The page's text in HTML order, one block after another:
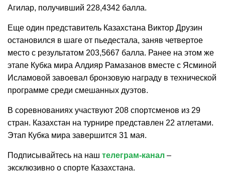
Агилар, получивший 228,4342 балла.
Еще один представитель Казахстана Виктор Друзин
остановился в шаге от пьедестала, заняв четвертое
место с результатом 203,5667 балла. Ранее на этом же
этапе Кубка мира Алдияр Рамазанов вместе с Ясминой
Исламовой завоевал бронзовую награду в технической
программе среди смешанных дуэтов.
В соревнованиях участвуют 208 спортсменов из 29
стран. Казахстан на турнире представлен 22 атлетами.
Этап Кубка мира завершится 31 мая.
Подписывайтесь на наш телеграм-канал –
эксклюзивно о спорте Казахстана.